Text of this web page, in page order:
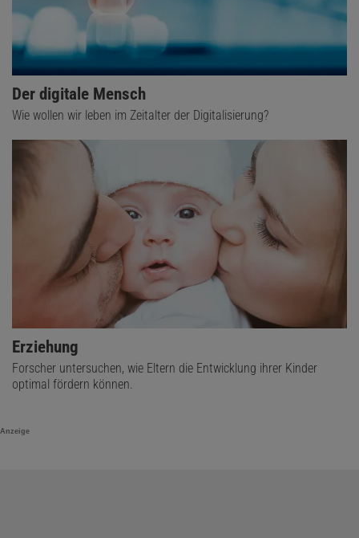
Der digitale Mensch
Wie wollen wir leben im Zeitalter der Digitalisierung?
Erziehung
Forscher untersuchen, wie Eltern die Entwicklung ihrer Kinder
optimal fördern können.
Anzeige